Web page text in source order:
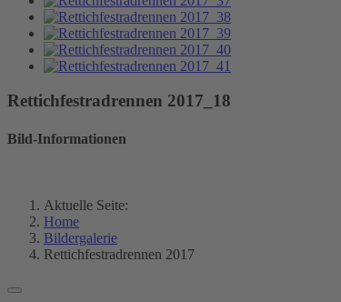
Rettichfestradrennen 2017_18
Bild-Informationen
Aktuelle Seite:
Home
Bildergalerie
Rettichfestradrennen 2017